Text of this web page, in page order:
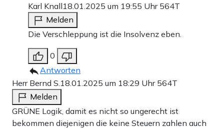
Karl Knall18.01.2025 um 19:55 Uhr 564T
Melden
Die Verschleppung ist die Insolvenz eben.
0
Antworten
Herr Bernd S. 18.01.2025 um 18:29 Uhr 564T
Melden
GRÜNE Logik, damit es nicht so ungerecht ist
bekommen diejenigen die keine Steuern zahlen auch